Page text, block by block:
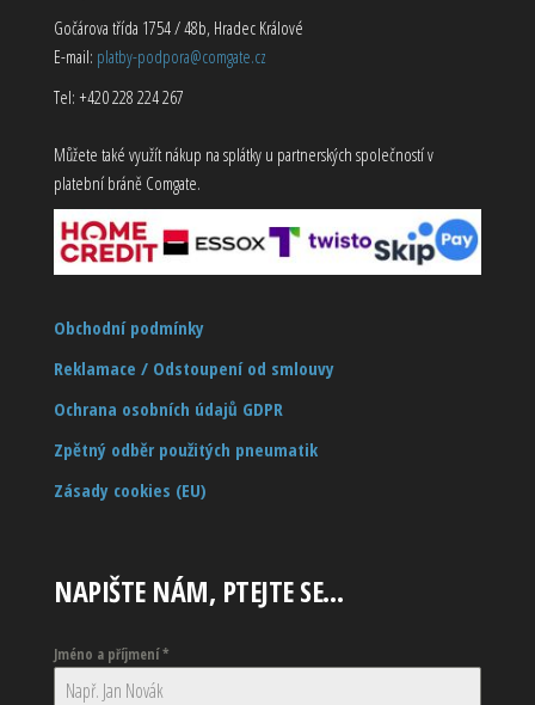
Gočárova třída 1754 / 48b, Hradec Králové
E-mail: platby-podpora@comgate.cz
Tel: +420 228 224 267
Můžete také využít nákup na splátky u partnerských společností v
platební bráně Comgate.
Obchodní podmínky
Reklamace / Odstoupení od smlouvy
Ochrana osobních údajů GDPR
Zpětný odběr použitých pneumatik
Zásady cookies (EU)
NAPIŠTE NÁM, PTEJTE SE…
Jméno a příjmení*